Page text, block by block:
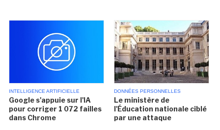
INTELLIGENCE ARTIFICIELLE
Google s'appuie sur l'IA
pour corriger 1 072 failles
dans Chrome
DONNÉES PERSONNELLES
Le ministère de
l'Éducation nationale ciblé
par une attaque